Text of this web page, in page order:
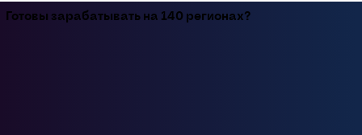
Готовы зарабатывать на 140 регионах?